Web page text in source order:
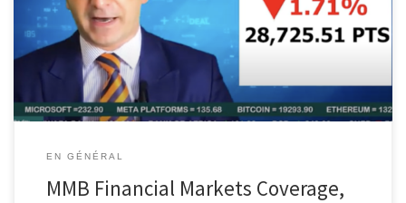
EN GÉNÉRAL
MMB Financial Markets Coverage,